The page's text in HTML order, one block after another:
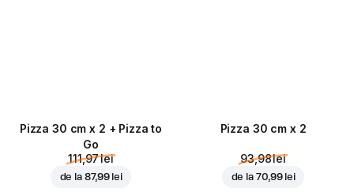
Pizza 30 cm x 2 + Pizza to
Go
111,97 lei
de la 87,99 lei
Pizza 30 cm x 2
93,98 lei
de la 70,99 lei